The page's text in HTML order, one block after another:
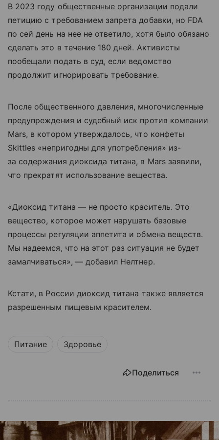
В 2023 году общественные организации подали
петицию с требованием запрета добавки, но FDA
по сей день на нее не ответило, хотя было обязано
сделать это в течение 180 дней. Активисты
пообещали подать в суд, если ведомство
продолжит игнорировать требование.
После общественного давления, многочисленные
предупреждения и судебный иск против компании
Mars, в котором утверждалось, что конфеты
Skittles «непригодны для употребления» из-
за содержания диоксида титана, в Mars заявили,
что прекратят использование вещества.
«Диоксид титана — не просто краситель. Это
вещество, которое может нарушать базовые
процессы регуляции аппетита и обмена веществ.
Мы надеемся, что на этот раз ситуация не будет
замалчиваться», — добавил Нелтнер.
Кстати, в России диоксид титана также является
разрешенным пищевым красителем.
Питание Здоровье
Поделиться